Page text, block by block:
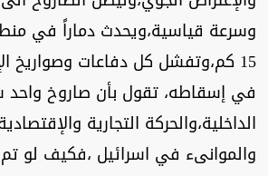
وسرعة قياسية،ويحدث دماراً في
15 كم،وتفشل كل دفاعات وصواريخ
في إسقاطه، تقول بأن صاروخ
الداخلية،والحركة التجارية
والموانىء في اسرائيل ،فكيف لو